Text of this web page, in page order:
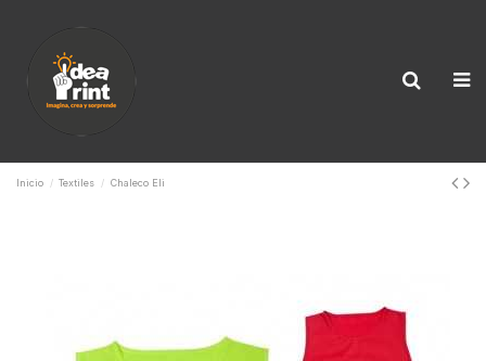
Inicio Textiles Chaleco Eli